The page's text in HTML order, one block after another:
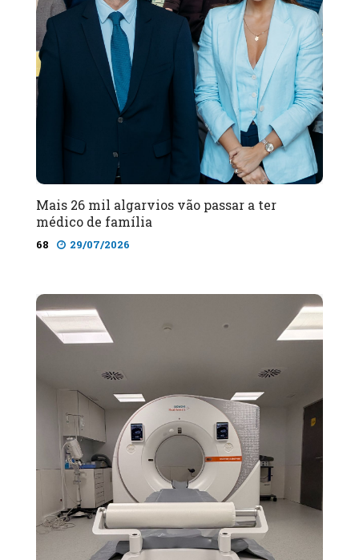
Mais 26 mil algarvios vão passar a ter
médico de família
68 29/07/2026